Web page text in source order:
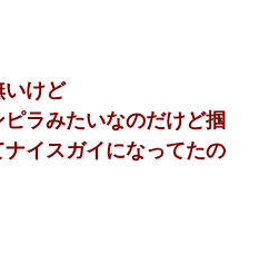
いけど
ラみたいなのだけど掴
イスガイになってたの